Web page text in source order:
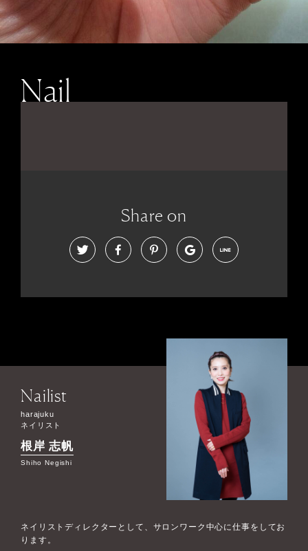
Nail
Share on
Nailist
harajuku
ネイリスト
根岸 志帆
Shiho Negishi
ネイリストディレクターとして、サロンワーク中心に仕事をしてお
ります。